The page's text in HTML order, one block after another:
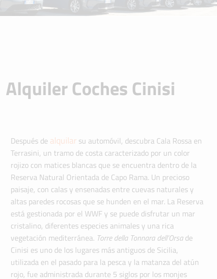
Alquiler Coches Cinisi
Después de alquilar su automóvil, descubra Cala Rossa en
Terrasini, un tramo de costa caracterizado por un color
rojizo con matices blancas que se encuentra dentro de la
Reserva Natural Orientada de Capo Rama. Un precioso
paisaje, con calas y ensenadas entre cuevas naturales y
altas paredes rocosas que se hunden en el mar. La Reserva
está gestionada por el WWF y se puede disfrutar un mar
cristalino, diferentes especies animales y una rica
vegetación mediterránea. Torre della Tonnara dell’Orsade
Cinisi es uno de los lugares más antiguos de Sicilia,
utilizada en el pasado para la pesca y la matanza del atún
rojo, fue administrada durante 5 siglos por los monjes